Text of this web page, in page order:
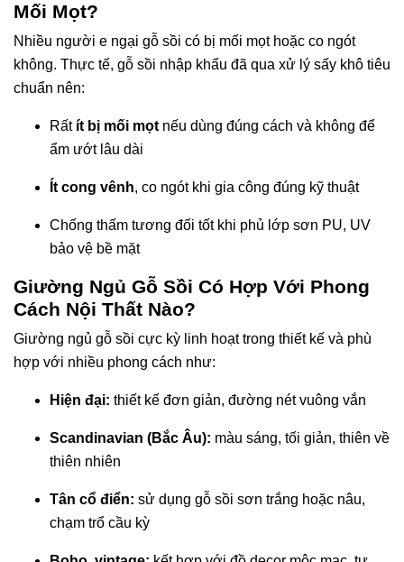
Mối Mọt?
Nhiều người e ngại gỗ sồi có bị mối mọt hoặc co ngót
không. Thực tế, gỗ sồi nhập khẩu đã qua xử lý sấy khô tiêu
chuẩn nên:
Rất ít bị mối mọt nếu dùng đúng cách và không để
ẩm ướt lâu dài
Ít cong vênh, co ngót khi gia công đúng kỹ thuật
Chống thấm tương đối tốt khi phủ lớp sơn PU, UV
bảo vệ bề mặt
Giường Ngủ Gỗ Sồi Có Hợp Với Phong
Cách Nội Thất Nào?
Giường ngủ gỗ sồi cực kỳ linh hoạt trong thiết kế và phù
hợp với nhiều phong cách như:
Hiện đại: thiết kế đơn giản, đường nét vuông vắn
Scandinavian (Bắc Âu): màu sáng, tối giản, thiên về
thiên nhiên
Tân cổ điển: sử dụng gỗ sồi sơn trắng hoặc nâu,
chạm trổ cầu kỳ